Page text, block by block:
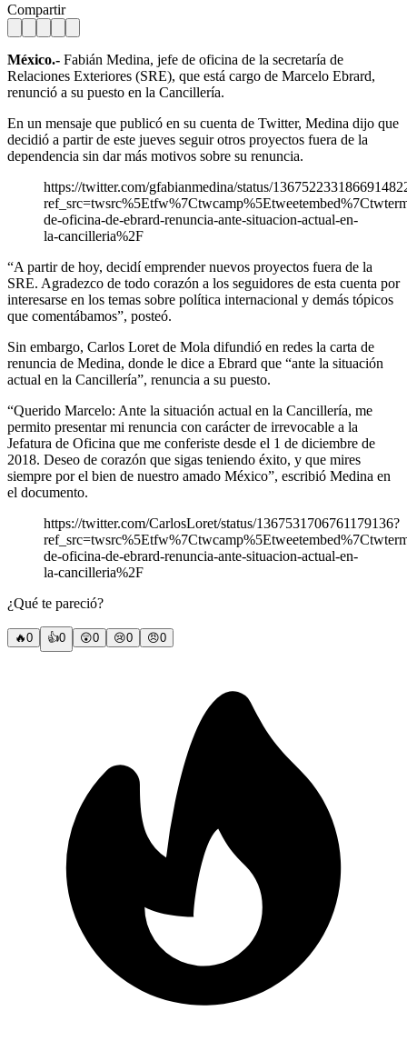
Compartir
México.- Fabián Medina, jefe de oficina de la secretaría de
Relaciones Exteriores (SRE), que está cargo de Marcelo Ebrard,
renunció a su puesto en la Cancillería.
En un mensaje que publicó en su cuenta de Twitter, Medina dijo que
decidió a partir de este jueves seguir otros proyectos fuera de la
dependencia sin dar más motivos sobre su renuncia.
https://twitter.com/gfabianmedina/status/
de-oficina-de-ebrard-renuncia-ante-situacion-actual-en-
la-cancilleria%2F
“A partir de hoy, decidí emprender nuevos proyectos fuera de la
SRE. Agradezco de todo corazón a los seguidores de esta cuenta por
interesarse en los temas sobre política internacional y demás tópicos
que comentábamos”, posteó.
Sin embargo, Carlos Loret de Mola difundió en redes la carta de
renuncia de Medina, donde le dice a Ebrard que “ante la situación
actual en la Cancillería”, renuncia a su puesto.
“Querido Marcelo: Ante la situación actual en la Cancillería, me
permito presentar mi renuncia con carácter de irrevocable a la
Jefatura de Oficina que me conferiste desde el 1 de diciembre de
2018. Deseo de corazón que sigas teniendo éxito, y que mires
siempre por el bien de nuestro amado México”, escribió Medina en
el documento.
https://twitter.com/CarlosLoret/status/1367531706761179136?
de-oficina-de-ebrard-renuncia-ante-situacion-actual-en-
la-cancilleria%2F
¿Qué te pareció?
🔥0 👍0 😲0 😢0 😠0